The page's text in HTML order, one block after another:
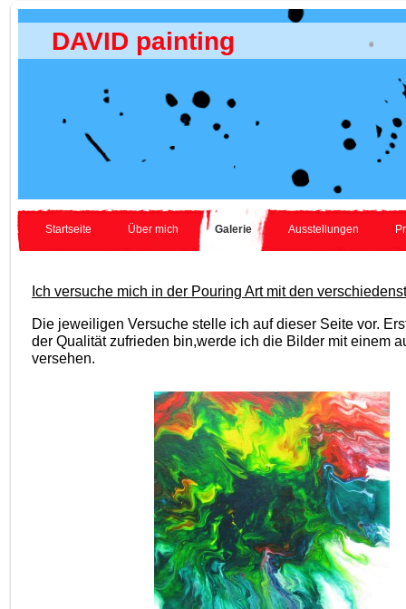
DAVID painting
Startseite Über mich Galerie Ausstellungen
Ich versuche mich in der Pouring Art mit den
Die jeweiligen Versuche stelle ich auf dieser Seite vor.
der Qualität zufrieden bin,werde ich die Bilder mit einem
versehen.